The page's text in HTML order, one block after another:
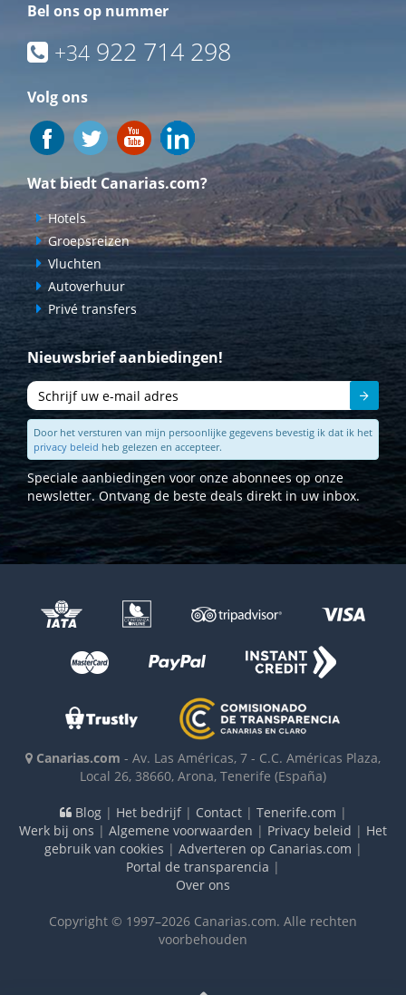
Bel ons op nummer
+34 922 714 298
Volg ons
Wat biedt Canarias.com?
Hotels
Groepsreizen
Vluchten
Autoverhuur
Privé transfers
Nieuwsbrief aanbiedingen!
Door het versturen van mijn persoonlijke gegevens bevestig ik dat ik het
privacy beleid heb gelezen en accepteer.
Speciale aanbiedingen voor onze abonnees op onze
newsletter. Ontvang de beste deals direkt in uw inbox.
Canarias.com - Av. Las Américas, 7 - C.C. Américas Plaza,
Local 26, 38660, Arona, Tenerife (España)
Blog| Het bedrijf| Contact | Tenerife.com |
Werk bij ons | Algemene voorwaarden | Privacy beleid | Het
gebruik van cookies | Adverteren op Canarias.com |
Portal de transparencia |
Over ons
Copyright © 1997–2026 Canarias.com. Alle rechten
voorbehouden